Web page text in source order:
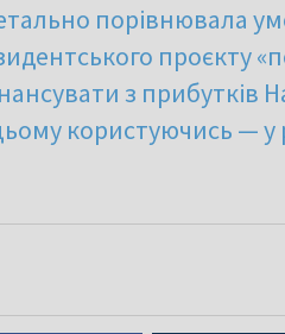
порівнювала
проєкту
з прибутків
користуючись —